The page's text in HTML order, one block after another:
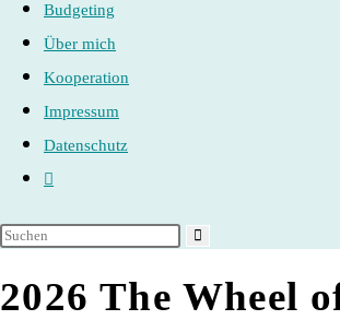
Budgeting
Über mich
Kooperation
Impressum
Datenschutz
Website-
umschalten
2026 The Wheel